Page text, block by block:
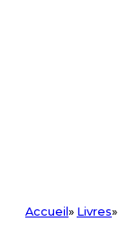
Accueil » Livres»